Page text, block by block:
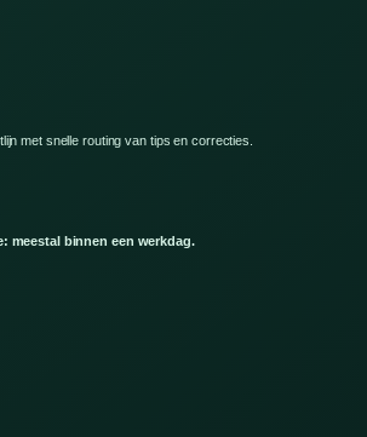
met snelle routing van tips en correcties.
meestal binnen een werkdag.